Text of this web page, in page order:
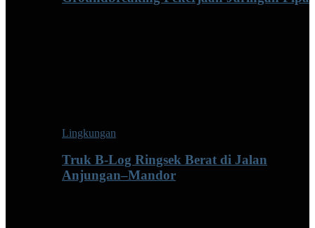
Lingkungan
Truk B-Log Ringsek Berat di Jalan
Anjungan–Mandor